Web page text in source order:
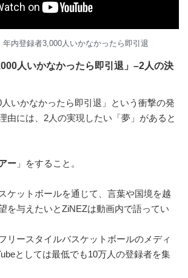
年内登録者3,000人いかなかったら即引退
人いかなかったら即引退」–2人の決
人いかなかったら即引退」という衝撃の発
由には、2人の実現したい「夢」があると
ー 」をすること。
ケットボールを通じて、言葉や国境を越
を与えたいとZiNEZは動画内で語ってい
リースタイルバスケットボールのメディ
としては最低でも10万人の登録者を集